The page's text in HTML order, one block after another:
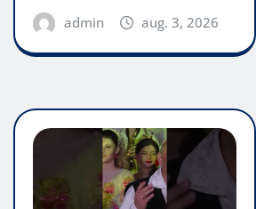
admin aug. 3, 2026